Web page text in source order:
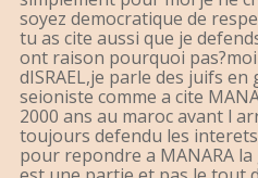
soyez democratique de
tu as cite aussi que je
ont raison pourquoi
dISRAEL,je parle des juifs
seioniste comme a cite
2000 ans au maroc avant l
toujours defendu les interets
pour repondre a MANARA la